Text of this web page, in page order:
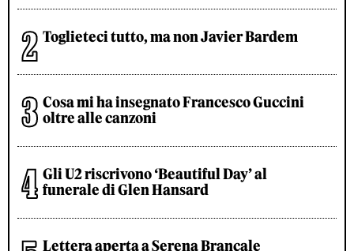
Toglieteci tutto, ma non Javier Bardem
Cosa mi ha insegnato Francesco Guccini
oltre alle canzoni
Gli U2 riscrivono ‘Beautiful Day’ al
funerale di Glen Hansard
Lettera aperta a Serena Brancale